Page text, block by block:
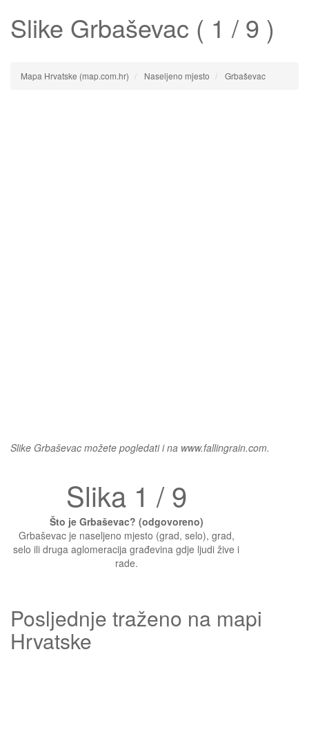
Slike Grbaševac ( 1 / 9 )
Mapa Hrvatske (map.com.hr) Naseljeno mjesto Grbaševac
Slike Grbaševac možete pogledati i na www.fallingrain.com.
Slika 1 / 9
Što je Grbaševac? (odgovoreno)
Grbaševac je naseljeno mjesto (grad, selo), grad,
selo ili druga aglomeracija građevina gdje ljudi žive i
rade.
Posljednje traženo na mapi
Hrvatske